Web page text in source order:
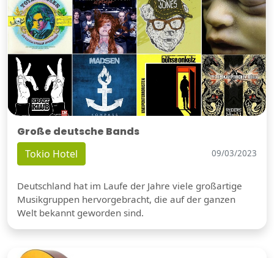
Große deutsche Bands
Tokio Hotel 09/03/2023
Deutschland hat im Laufe der Jahre viele großartige
Musikgruppen hervorgebracht, die auf der ganzen
Welt bekannt geworden sind.